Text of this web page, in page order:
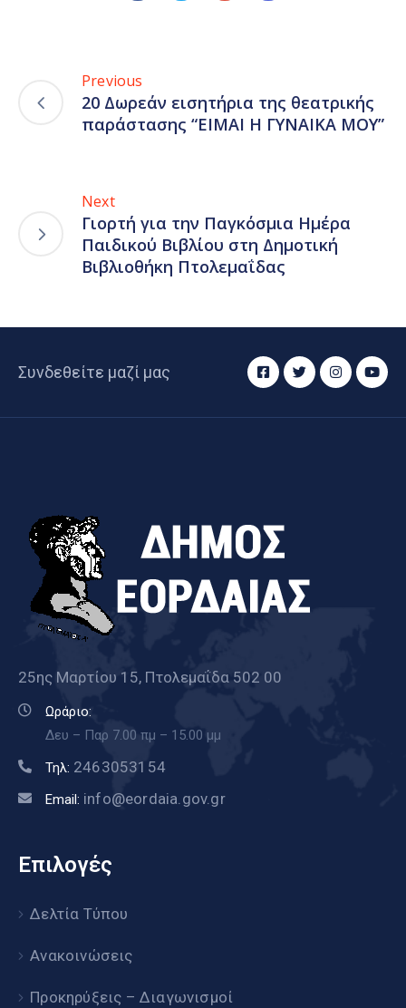
Previous
20 Δωρεάν εισητήρια της θεατρικής
παράστασης “ΕΙΜΑΙ Η ΓΥΝΑΙΚΑ ΜΟΥ”
Next
Γιορτή για την Παγκόσμια Ημέρα
Παιδικού Βιβλίου στη Δημοτική
Βιβλιοθήκη Πτολεμαΐδας
Συνδεθείτε μαζί μας
25ης Μαρτίου 15, Πτολεμαΐδα 502 00
Ωράριο:
Δευ – Παρ 7.00 πμ – 15.00 μμ
Τηλ: 2463053154
Email: info@eordaia.gov.gr
Επιλογές
Δελτία Τύπου
Ανακοινώσεις
Προκηρύξεις – Διαγωνισμοί